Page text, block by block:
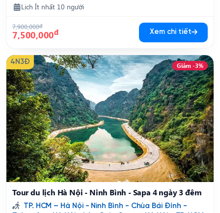
Lịch Ít nhất 10 người
7,900,000đ
7,500,000đ Xem chi tiết
4N3Đ Giảm -3%
Tour du lịch Hà Nội - Ninh Bình - Sapa 4 ngày 3 đêm
TP. HCM – Hà Nội - Ninh Bình - Chùa Bái Đính -